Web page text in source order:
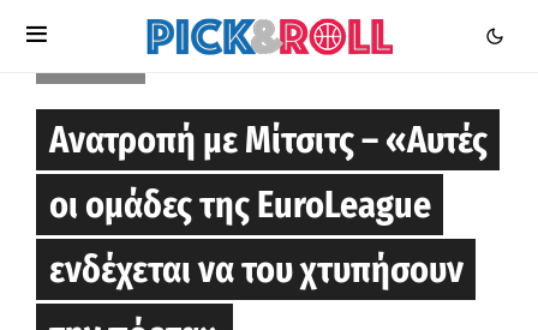
Ανατροπή με Μίτσιτς – «Αυτές
οι ομάδες της EuroLeague
ενδέχεται να του χτυπήσουν